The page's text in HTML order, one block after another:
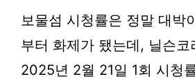
보물섬 시청률은 정말 대박
부터 화제가 됐는데, 닐슨코
2025년 2월 21일 1회 시청